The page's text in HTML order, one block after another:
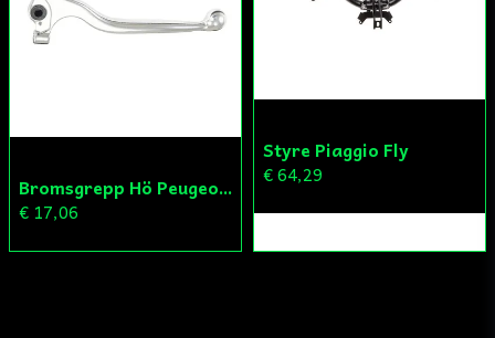
Bromsgrepp Hö Peugeot Ludix/Speedfight/Vivacity
€ 17,06
Styre Piaggio Fly
€ 64,29